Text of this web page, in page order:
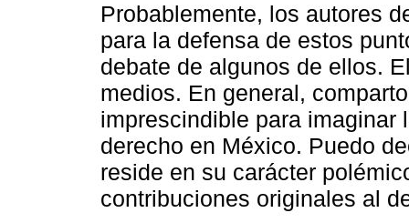
Probablemente, los autores
para la defensa de estos
debate de algunos de ellos.
medios. En general,
imprescindible para imaginar
derecho en México. Puedo
reside en su carácter
contribuciones originales al